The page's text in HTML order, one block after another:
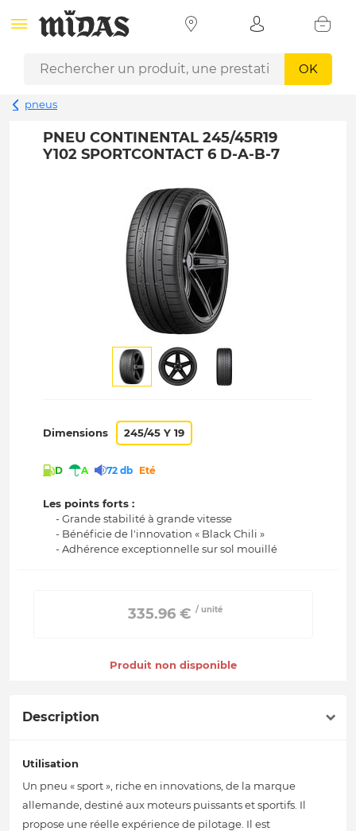
OK
pneus
PNEU CONTINENTAL 245/45R19
Y102 SPORTCONTACT 6 D-A-B-7
Dimensions 245/45 Y 19
D A 72 db Eté
Les points forts :
- Grande stabilité à grande vitesse
- Bénéficie de l'innovation « Black Chili »
- Adhérence exceptionnelle sur sol mouillé
335.96 € / unité
Produit non disponible
Description
Utilisation
Un pneu « sport », riche en innovations, de la marque
allemande, destiné aux moteurs puissants et sportifs. Il
propose une réelle expérience de pilotage. Il est